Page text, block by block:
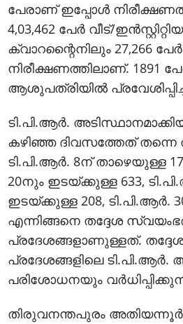
പേരാണ് ഇപ്പോള്‍
4,03,462 പേര്‍ വീട്/
ക്വാറന്റൈനിലും 27,266
നിരീക്ഷണത്തിലാണ്. 1891
ആശുപത്രിയില്‍
ടി.പി.ആര്‍.
കഴിഞ്ഞ ദിവസത്തേത്
ടി.പി.ആര്‍. 8ന് താഴെയുള്ള
20നും ഇടയ്ക്കുള്ള 633,
ഇടയ്ക്കുള്ള 208, ടി.പി.ആര്‍.
എന്നിങ്ങനെ തദ്ദേശ
പ്രദേശങ്ങളാണുള്ളത്.
പ്രദേശങ്ങളിലെ ടി.പി.ആര്‍.
പരിശോധനയും
തിരുവനന്തപുരം